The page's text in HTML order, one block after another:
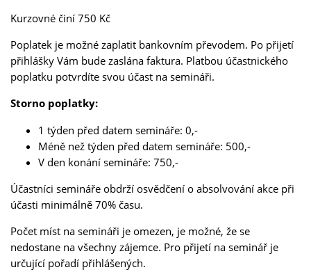
Kurzovné činí 750 Kč
Poplatek je možné zaplatit bankovním převodem. Po přijetí
přihlášky Vám bude zaslána faktura. Platbou účastnického
poplatku potvrdíte svou účast na semináři.
Storno poplatky:
1 týden před datem semináře: 0,-
Méně než týden před datem semináře: 500,-
V den konání semináře: 750,-
Účastníci semináře obdrží osvědčení o absolvování akce při
účasti minimálně 70% času.
Počet míst na semináři je omezen, je možné, že se
nedostane na všechny zájemce. Pro přijetí na seminář je
určující pořadí přihlášených.
Milí příznivci zobcové flétny,
v termínu 3. - 7. srpna 2026 jsem na táborě jako vedoucí. V
místě není signál. Veškeré objednávky a požadavky vyřídím po
tomto datu.
Děkuji za pochopení a přeji hezké letní dny
Markéta